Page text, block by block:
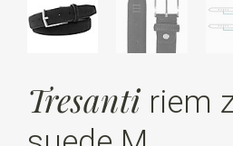
Tresanti riem